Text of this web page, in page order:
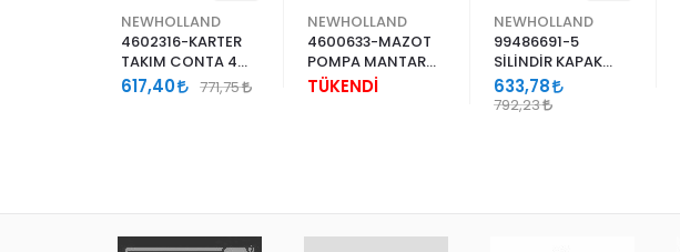
NEWHOLLAND
4602316-KARTER
TAKIM CONTA 4
CYL SAÇ
617,40 771,75
NEWHOLLAND
4600633-MAZOT
POMPA MANTAR
CONTA
TÜKENDİ
NEWHOLLAND
99486691-5
SİLİNDİR KAPAK
CONTASI 100 MM 3
CYL 1,55
633,78
792,23